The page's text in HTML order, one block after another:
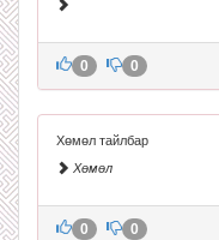
0 0
Хөмөл тайлбар
Хөмөл
0 0